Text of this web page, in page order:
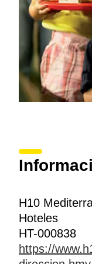
H10
Hoteles
HT-000838
https://